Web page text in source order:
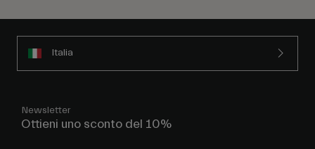
Italia
Newsletter
Ottieni uno sconto del 10%